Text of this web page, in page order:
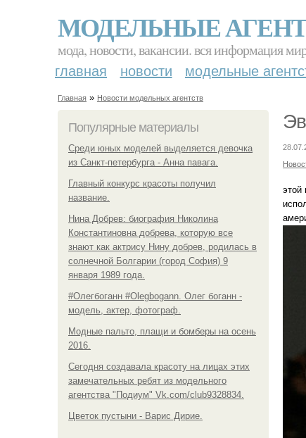
МОДЕЛЬНЫЕ
мода, новости, вакансии. вся информация
главная новости модельные
Главная » Новости модельных агентств
Популярные материалы
Среди юных моделей выделяется девочка
из Санкт-петербурга - Анна павага.
Главный конкурс красоты получил
название.
Нина Добрев: биография Николина
Константиновна добрева, которую все
знают как актрису Нину добрев, родилась в
солнечной Болгарии (город София) 9
января 1989 года.
#Олегбоганн #Olegbogann. Олег боганн -
модель, актер, фотограф.
Модные пальто, плащи и бомберы на осень
2016.
Сегодня создавала красоту на лицах этих
замечательных ребят из модельного
агентства "Подиум" Vk.com/club9328834.
Цветок пустыни - Варис Дирие.
этой